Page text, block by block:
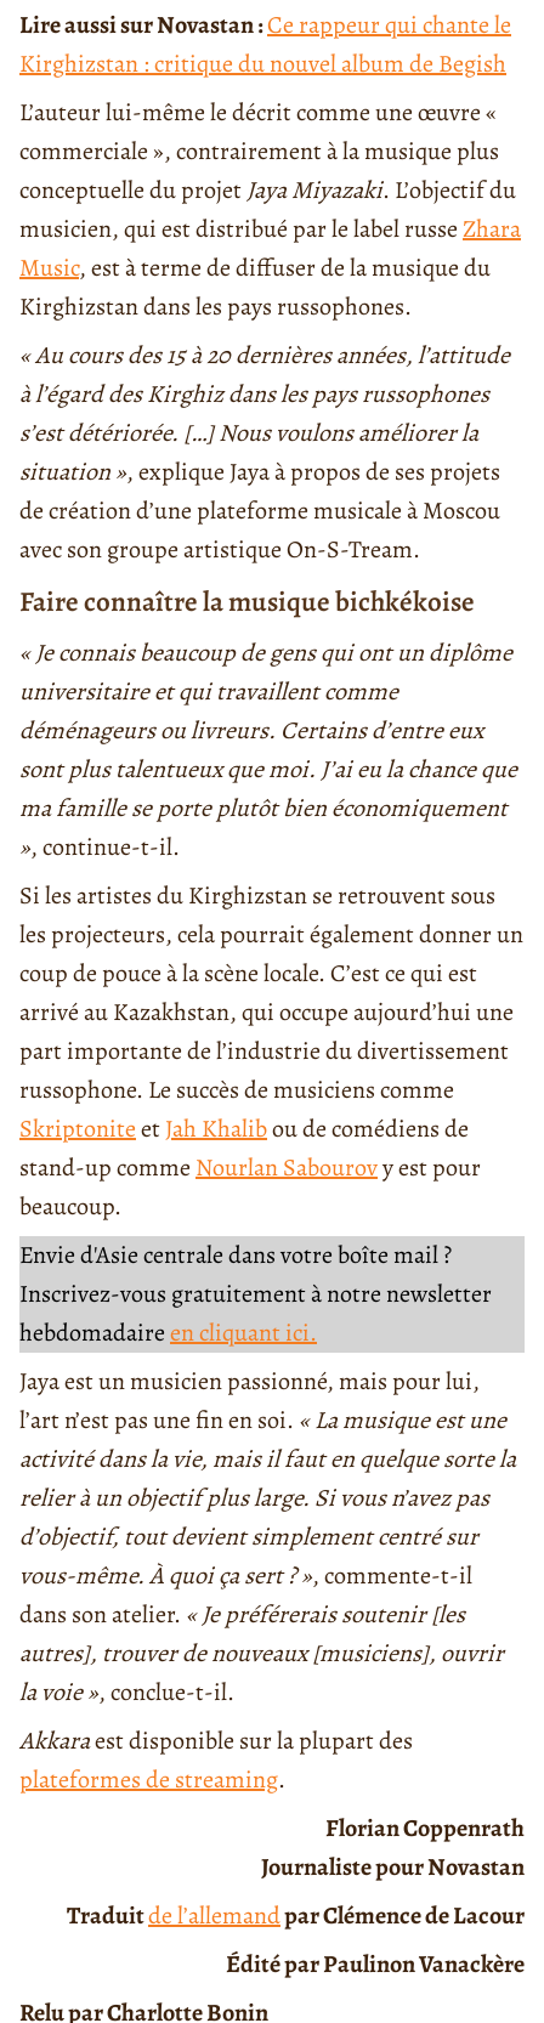
Lire aussi sur Novastan :Ce rappeur qui chante le
Kirghizstan : critique du nouvel album de Begish
L’auteur lui-même le décrit comme une œuvre «
commerciale », contrairement à la musique plus
conceptuelle du projetJaya Miyazaki. L’objectif du
musicien, qui est distribué par le label russeZhara
Music, est à terme de diffuser de la musique du
Kirghizstan dans les pays russophones.
« Au cours des 15 à 20 dernières années, l’attitude
à l’égard des Kirghiz dans les pays russophones
s’est détériorée. […] Nous voulons améliorer la
situation », explique Jaya à propos de ses projets
de création d’une plateforme musicale à Moscou
avec son groupe artistique On-S-Tream.
Faire connaître la musique bichkékoise
« Je connais beaucoup de gens qui ont un diplôme
universitaire et qui travaillent comme
déménageurs ou livreurs. Certains d’entre eux
sont plus talentueux que moi. J’ai eu la chance que
ma famille se porte plutôt bien économiquement
», continue-t-il.
Si les artistes du Kirghizstan se retrouvent sous
les projecteurs, cela pourrait également donner un
coup de pouce à la scène locale. C’est ce qui est
arrivé au Kazakhstan, qui occupe aujourd’hui une
part importante de l’industrie du divertissement
russophone. Le succès de musiciens comme
SkriptoniteetJah Khalibou de comédiens de
stand-up comme Nourlan Sabourovy est pour
beaucoup.
Envie d'Asie centrale dans votre boîte mail ?
Inscrivez-vous gratuitement à notre newsletter
hebdomadaireen cliquant ici.
Jaya est un musicien passionné, mais pour lui,
l’art n’est pas une fin en soi. « La musique est une
activité dans la vie, mais il faut en quelque sorte la
relier à un objectif plus large. Si vous n’avez pas
d’objectif, tout devient simplement centré sur
vous-même. À quoiça sert ? », commente-t-il
dans son atelier. « Je préférerais soutenir [les
autres], trouver de nouveaux [musiciens], ouvrir
la voie», conclue-t-il.
Akkaraest disponible sur la plupart des
plateformes de streaming.
Florian Coppenrath
Journaliste pour Novastan
Traduitde l’allemandpar Clémence de Lacour
Édité par Paulinon Vanackère
Relu par Charlotte Bonin